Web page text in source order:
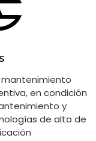
en condición
y
de alto de